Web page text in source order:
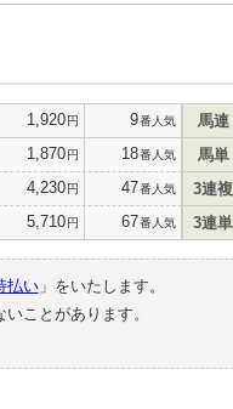
1,920円 9番人気
1,870円 18番人気
4,230円 47番人気
5,710円 67番人気
馬連
馬単
3連複
3連単
払い」をいたします。
ことがあります。